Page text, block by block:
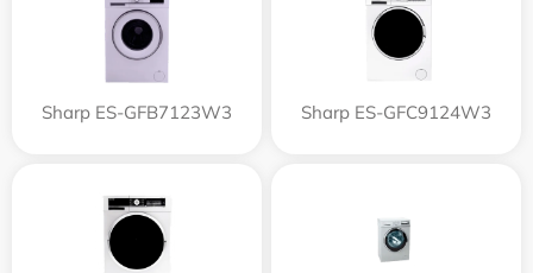
Sharp ES-GFB7123W3 Sharp ES-GFC9124W3